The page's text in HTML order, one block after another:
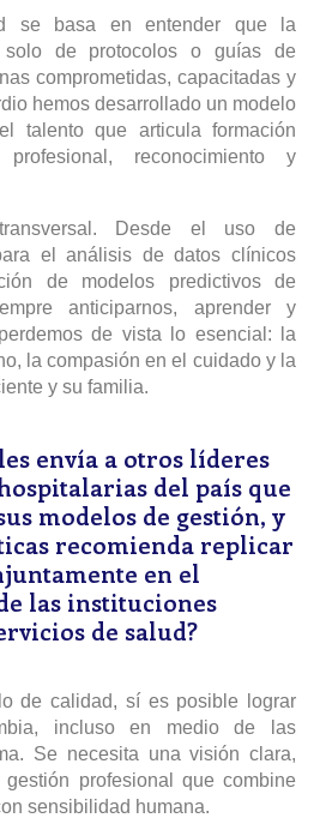
se basa en entender que la
de protocolos o guías de
comprometidas, capacitadas y
hemos desarrollado un modelo
talento que articula formación
reconocimiento y
Desde el uso de
el análisis de datos clínicos
de modelos predictivos de
anticiparnos, aprender y
de vista lo esencial: la
la compasión en el cuidado y la
y su familia.
envía a otros líderes
del país que
modelos de gestión, y
recomienda replicar
en el
las instituciones
de salud?
de calidad, sí es posible lograr
incluso en medio de las
Se necesita una visión clara,
profesional que combine
sensibilidad humana.